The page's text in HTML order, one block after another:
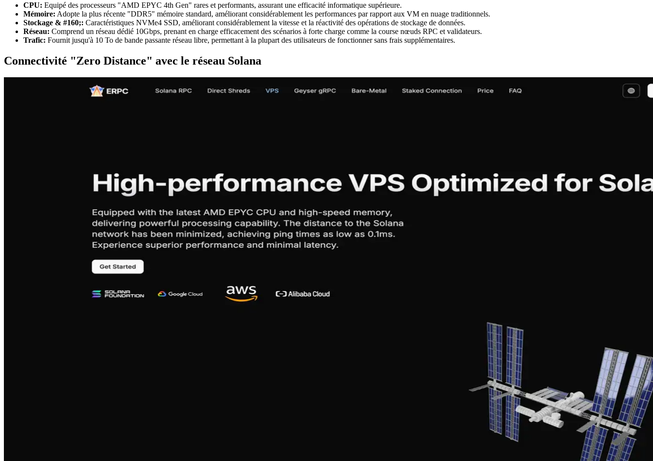
CPU: Equipé des processeurs "AMD EPYC 4th Gen" rares et performants, assurant une efficacité informatique supérieure.
Mémoire: Adopte la plus récente "DDR5" mémoire standard, améliorant considérablement les performances par rapport aux VM en nuage traditionnels.
Stockage & #160;: Caractéristiques NVMe4 SSD, améliorant considérablement la vitesse et la réactivité des opérations de stockage de données.
Réseau: Comprend un réseau dédié 10Gbps, prenant en charge efficacement des scénarios à forte charge comme la course nœuds RPC et validateurs.
Trafic: Fournit jusqu'à 10 To de bande passante réseau libre, permettant à la plupart des utilisateurs de fonctionner sans frais supplémentaires.
Connectivité "Zero Distance" avec le réseau Solana